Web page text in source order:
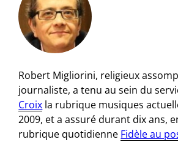
Robert Migliorini, religieux
journaliste, a tenu au sein du
Croix la rubrique musiques
2009, et a assuré durant dix ans,
rubrique quotidienne Fidèle au